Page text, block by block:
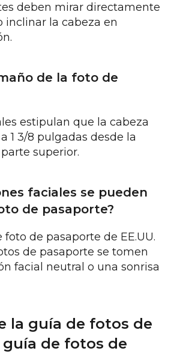
deben mirar directamente
inclinar la cabeza en
de la foto de
estipulan que la cabeza
1 3/8 pulgadas desde la
superior.
faciales se pueden
de pasaporte?
foto de pasaporte de EE.UU.
de pasaporte se tomen
facial neutral o una sonrisa
la guía de fotos de
de fotos de